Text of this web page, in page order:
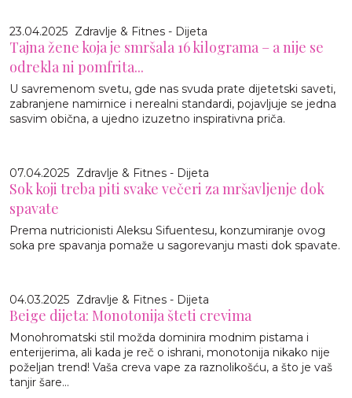
23.04.2025 Zdravlje & Fitnes - Dijeta
Tajna žene koja je smršala 16 kilograma – a nije se
odrekla ni pomfrita...
U savremenom svetu, gde nas svuda prate dijetetski saveti,
zabranjene namirnice i nerealni standardi, pojavljuje se jedna
sasvim obična, a ujedno izuzetno inspirativna priča.
07.04.2025 Zdravlje & Fitnes - Dijeta
Sok koji treba piti svake večeri za mršavljenje dok
spavate
Prema nutricionisti Aleksu Sifuentesu, konzumiranje ovog
soka pre spavanja pomaže u sagorevanju masti dok spavate.
04.03.2025 Zdravlje & Fitnes - Dijeta
Beige dijeta: Monotonija šteti crevima
Monohromatski stil možda dominira modnim pistama i
enterijerima, ali kada je reč o ishrani, monotonija nikako nije
poželjan trend! Vaša creva vape za raznolikošću, a što je vaš
tanjir šare...